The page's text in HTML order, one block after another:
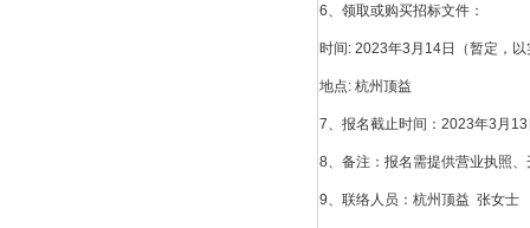
6、领取或购买招标文件：
时间: 2023年3月14日（暂定，
地点: 杭州顶益
7、报名截止时间：2023年3月13
8、备注：报名需提供营业执照
9、联络人员：杭州顶益 张女士